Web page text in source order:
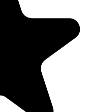
and plan tasks. Would be
reports for statistics. For